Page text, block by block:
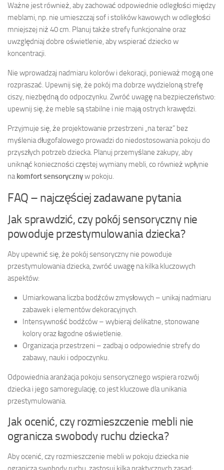
Ważne jest również, aby zachować odpowiednie odległości między
meblami, np. nie umieszczaj sof i stolików kawowych w odległości
mniejszej niż 40 cm. Planuj także strefy funkcjonalne oraz
uwzględniaj dobre oświetlenie, aby wspierać dziecko w
koncentracji.
Nie wprowadzaj nadmiaru kolorów i dekoracji, ponieważ mogą one
rozpraszać. Upewnij się, że pokój ma dobrze wydzieloną strefę
ciszy, niezbędną do odpoczynku. Zwróć uwagę na bezpieczeństwo:
upewnij się, że meble są stabilne i nie mają ostrych krawędzi.
Przyjmuje się, że projektowanie przestrzeni „na teraz” bez
myślenia długofalowego prowadzi do niedostosowania pokoju do
przyszłych potrzeb dziecka. Planuj przemyślane zakupy, aby
uniknąć konieczności częstej wymiany mebli, co również wpłynie
na komfort sensorycznyw pokoju.
FAQ – najczęściej zadawane pytania
Jak sprawdzić, czy pokój sensoryczny nie
powoduje przestymulowania dziecka?
Aby upewnić się, że pokój sensoryczny nie powoduje
przestymulowania dziecka, zwróć uwagę na kilka kluczowych
aspektów:
Umiarkowana liczba bodźców zmysłowych – unikaj nadmiaru
zabawek i elementów dekoracyjnych.
Intensywność bodźców – wybieraj delikatne, stonowane
kolory oraz łagodne oświetlenie.
Organizacja przestrzeni – zadbaj o odpowiednie strefy do
zabawy, nauki i odpoczynku.
Odpowiednia aranżacja pokoju sensorycznego wspiera rozwój
dziecka i jego samoregulację, co jest kluczowe dla unikania
przestymulowania.
Jak ocenić, czy rozmieszczenie mebli nie
ogranicza swobody ruchu dziecka?
Aby ocenić, czy rozmieszczenie mebli w pokoju dziecka nie